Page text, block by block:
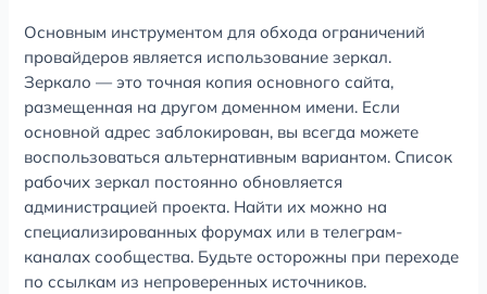
Основным инструментом для обхода ограничений
провайдеров является использование зеркал.
Зеркало — это точная копия основного сайта,
размещенная на другом доменном имени. Если
основной адрес заблокирован, вы всегда можете
воспользоваться альтернативным вариантом. Список
рабочих зеркал постоянно обновляется
администрацией проекта. Найти их можно на
специализированных форумах или в телеграм-
каналах сообщества. Будьте осторожны при переходе
по ссылкам из непроверенных источников.